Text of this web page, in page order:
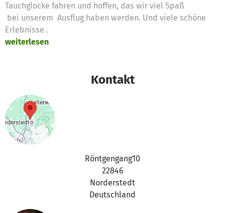
Tauchglocke fahren und hoffen, das wir viel Spaß
bei unserem Ausflug haben werden. Und viele schöne
Erlebnisse .
weiterlesen
Kontakt
Röntgengang10
22846
Norderstedt
Deutschland